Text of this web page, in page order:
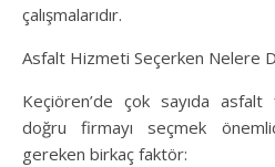
çalışmalarıdır.
Asfalt Hizmeti Seçerken Nelere
Keçiören’de çok sayıda asfalt
doğru firmayı seçmek
gereken birkaç faktör: